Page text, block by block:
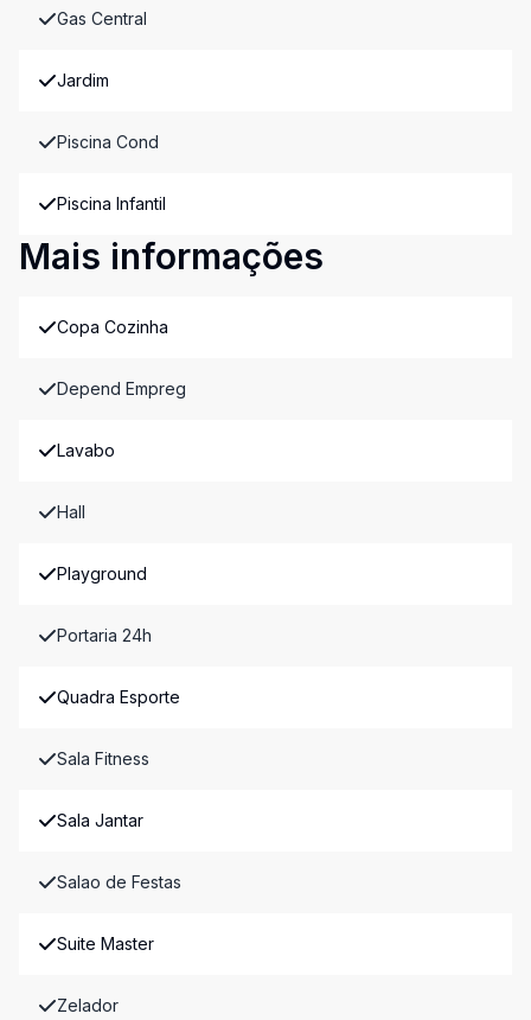
Gas Central
Jardim
Piscina Cond
Piscina Infantil
Mais informações
Copa Cozinha
Depend Empreg
Lavabo
Hall
Playground
Portaria 24h
Quadra Esporte
Sala Fitness
Sala Jantar
Salao de Festas
Suite Master
Zelador